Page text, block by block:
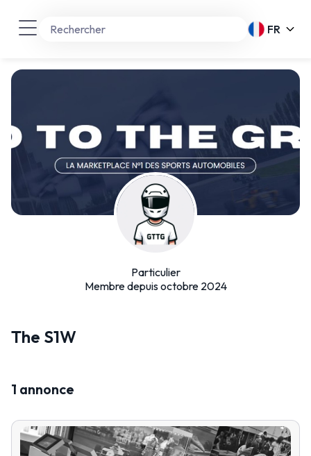
FR
Particulier
Membre depuis octobre 2024
The S1W
1 annonce